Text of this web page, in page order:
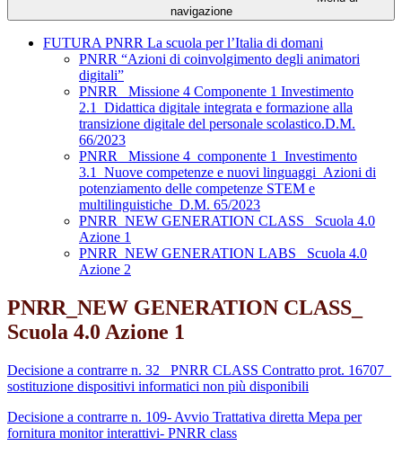
navigazione
FUTURA PNRR La scuola per l’Italia di domani
PNRR “Azioni di coinvolgimento degli animatori
digitali”
PNRR_ Missione 4 Componente 1 Investimento
2.1_Didattica digitale integrata e formazione alla
transizione digitale del personale scolastico.D.M.
66/2023
PNRR_ Missione 4_componente 1_Investimento
3.1_Nuove competenze e nuovi linguaggi_Azioni di
potenziamento delle competenze STEM e
multilinguistiche_D.M. 65/2023
PNRR_NEW GENERATION CLASS_ Scuola 4.0
Azione 1
PNRR_NEW GENERATION LABS_ Scuola 4.0
Azione 2
PNRR_NEW GENERATION CLASS_
Scuola 4.0 Azione 1
Decisione a contrarre n. 32_ PNRR CLASS Contratto prot. 16707_
sostituzione dispositivi informatici non più disponibili
Decisione a contrarre n. 109- Avvio Trattativa diretta Mepa per
fornitura monitor interattivi- PNRR class